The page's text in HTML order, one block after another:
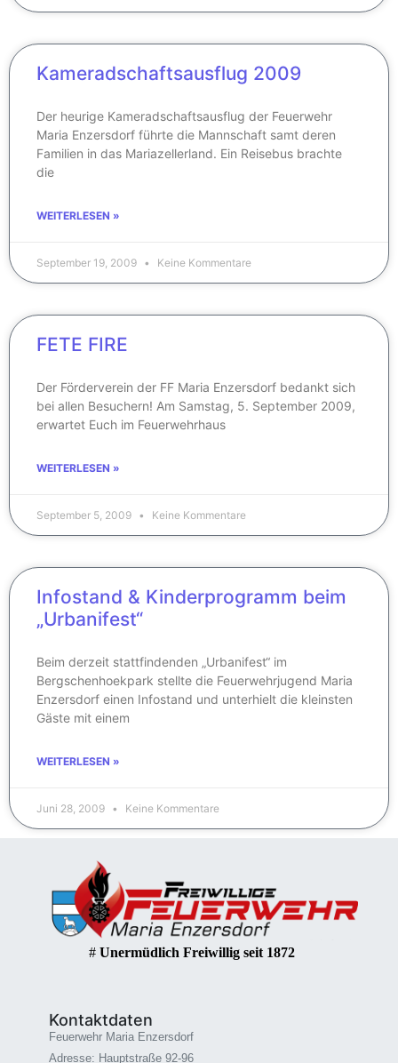
Kameradschaftsausflug 2009
Der heurige Kameradschaftsausflug der Feuerwehr
Maria Enzersdorf führte die Mannschaft samt deren
Familien in das Mariazellerland. Ein Reisebus brachte
die
WEITERLESEN »
September 19, 2009 Keine Kommentare
FETE FIRE
Der Förderverein der FF Maria Enzersdorf bedankt sich
bei allen Besuchern! Am Samstag, 5. September 2009,
erwartet Euch im Feuerwehrhaus
WEITERLESEN »
September 5, 2009 Keine Kommentare
Infostand & Kinderprogramm beim
„Urbanifest“
Beim derzeit stattfindenden „Urbanifest“ im
Bergschenhoekpark stellte die Feuerwehrjugend Maria
Enzersdorf einen Infostand und unterhielt die kleinsten
Gäste mit einem
WEITERLESEN »
Juni 28, 2009 Keine Kommentare
# Unermüdlich Freiwillig seit 1872
Kontaktdaten
Feuerwehr Maria Enzersdorf
Adresse: Hauptstraße 92-96